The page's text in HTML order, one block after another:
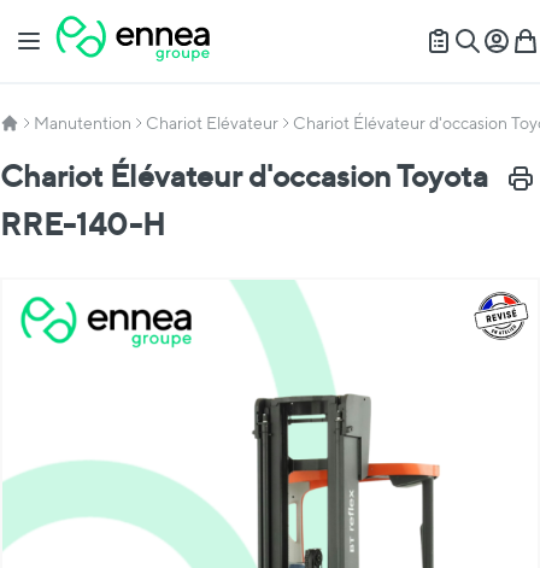
Allez au contenu
Basculer la navigation
Mon
Manutention Chariot Elévateur Chariot Élévateur d'occasion
Chariot Élévateur d'occasion Toyota
RRE-140-H